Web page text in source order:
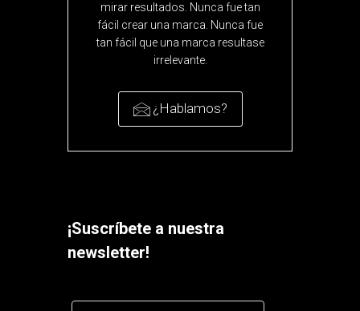
mirar resultados. Nunca fue tan
fácil crear una marca. Nunca fue
tan fácil que una marca resultase
irrelevante.
¿Hablamos?
¡Suscríbete a nuestra
newsletter!